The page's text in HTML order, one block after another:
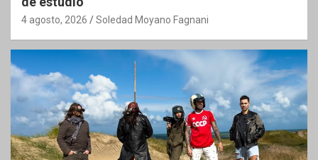
4 agosto, 2026 Soledad Moyano Fagnani